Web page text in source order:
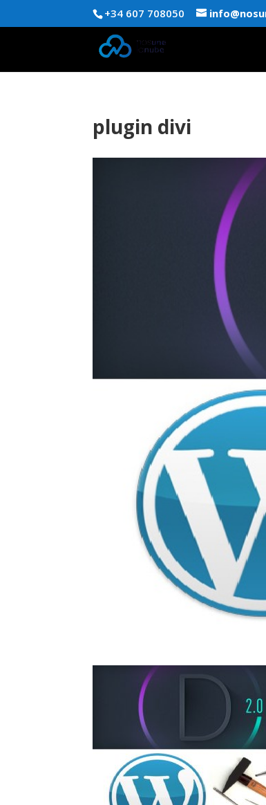
+34 607 708050
plugin divi